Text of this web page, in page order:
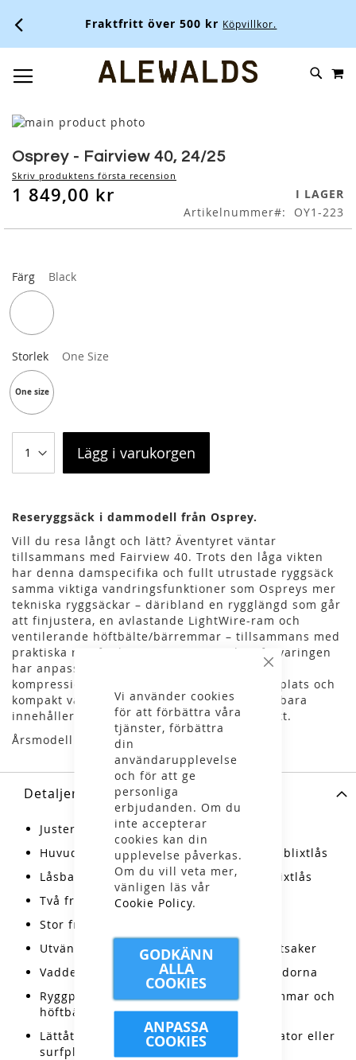
Vi använder cookies
för att förbättra våra
tjänster, förbättra
din
användarupplevelse
och för att ge
personliga
erbjudanden. Om du
inte accepterar
cookies kan din
upplevelse påverkas.
Om du vill veta mer,
vänligen läs vår
Cookie Policy.
GODKÄNN
ALLA
COOKIES
ANPASSA
COOKIES
Fraktfritt över 500 kr Köpvillkor.
SKIP
Skip
the
end
of
the
gallery
to
the
beginning
of
images
Osprey - Fairview 40, 24/25
Skriv produktens första recension
1 849,00 kr
I LAGER
Artikelnummer
OY1-223
Färg Black
Storlek One Size
One size
Lägg i varukorgen
Reseryggsäck i dammodell från Osprey.
Vill du resa långt och lätt? Äventyret väntar
tillsammans med Fairview 40. Trots den låga vikten
har denna damspecifika och fullt utrustade ryggsäck
samma viktiga vandringsfunktioner som Ospreys mer
tekniska ryggsäckar – däribland en rygglängd som går
att finjustera, en avlastande LightWire-ram och
ventilerande höftbälte/bärremmar – tillsammans med
praktiska resefunktioner. Den invändiga förvaringen
har anpassats för resor, och slitstarka
kompressionsremmar håller packningen på plats och
kompakt vare sig väskan är fullpackad eller bara
innehåller det allra viktigaste inför en utflykt.
Årsmodell 2024/2025
Detaljer
Justerbar rygglängd
Huvudfack med bred panelöppning och blixtlås
Låsbara dragtappar på huvudfackets blixtlås
Två främre kompressionsremmar
Stor främre stuvficka
Utvändigt, blixtlåsförsett fack för toalettsaker
Vadderade handtag i överkant och på sidorna
Ryggpanel med stuvutrymme för bärremmar och
höftbälte
Lättåtkomlig, blixtlåsförsedd ficka för dator eller
surfplatta (16 tum)